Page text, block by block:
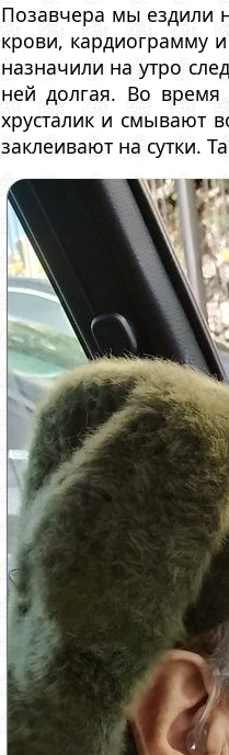
Позавчера мы ездили
крови, кардиограмму
назначили на утро
ней долгая. Во время
хрусталик и смывают
заклеивают на сутки.